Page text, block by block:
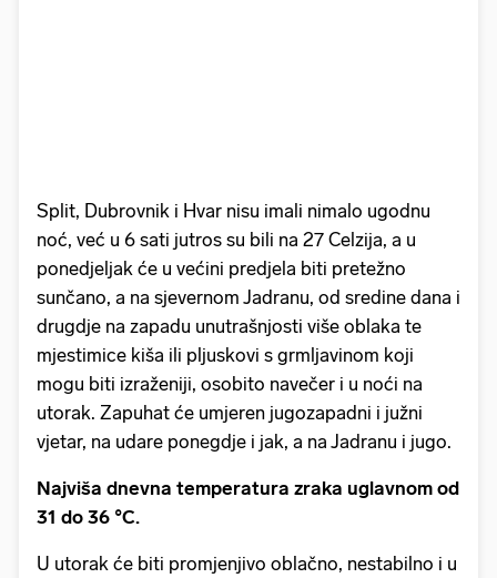
Split, Dubrovnik i Hvar nisu imali nimalo ugodnu
noć, već u 6 sati jutros su bili na 27 Celzija, a u
ponedjeljak će u većini predjela biti pretežno
sunčano, a na sjevernom Jadranu, od sredine dana i
drugdje na zapadu unutrašnjosti više oblaka te
mjestimice kiša ili pljuskovi s grmljavinom koji
mogu biti izraženiji, osobito navečer i u noći na
utorak. Zapuhat će umjeren jugozapadni i južni
vjetar, na udare ponegdje i jak, a na Jadranu i jugo.
Najviša dnevna temperatura zraka uglavnom od
31 do 36 °C.
U utorak će biti promjenjivo oblačno, nestabilno i u